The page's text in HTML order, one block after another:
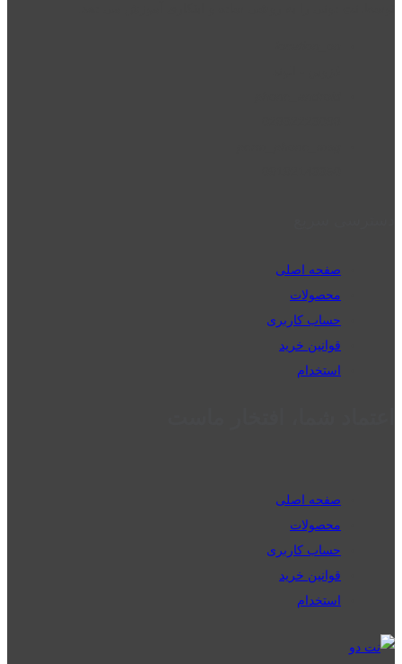
صفحه اصلی
محصولات
حساب کاربری
قوانین خرید
استخدام
صفحه اصلی
محصولات
حساب کاربری
قوانین خرید
استخدام